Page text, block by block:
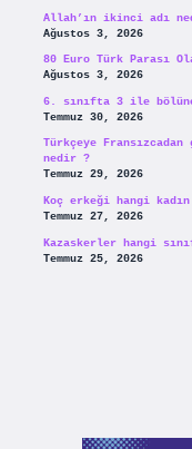
Allah’ın ikinci adı
Ağustos 3, 2026
80 Euro Türk Parası
Ağustos 3, 2026
6. sınıfta 3 ile
Temmuz 30, 2026
Türkçeye
nedir ?
Temmuz 29, 2026
Koç erkeği hangi
Temmuz 27, 2026
Kazaskerler hangi
Temmuz 25, 2026